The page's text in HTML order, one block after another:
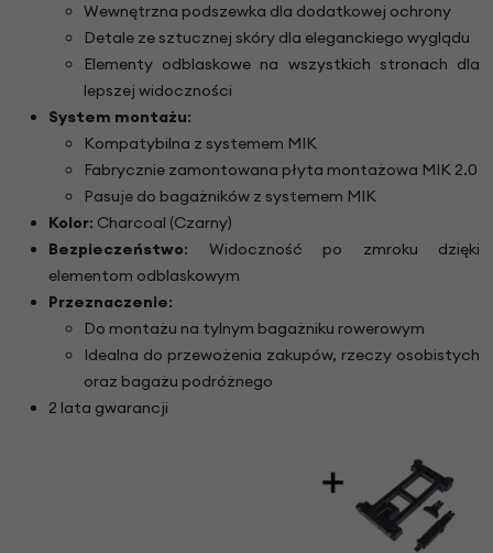
Wewnętrzna podszewka dla dodatkowej ochrony
Detale ze sztucznej skóry dla eleganckiego wyglądu
Elementy odblaskowe na wszystkich stronach dla
lepszej widoczności
System montażu:
Kompatybilna z systemem MIK
Fabrycznie zamontowana płyta montażowa MIK 2.0
Pasuje do bagażników z systemem MIK
Kolor: Charcoal (Czarny)
Bezpieczeństwo: Widoczność po zmroku dzięki
elementom odblaskowym
Przeznaczenie:
Do montażu na tylnym bagażniku rowerowym
Idealna do przewożenia zakupów, rzeczy osobistych
oraz bagażu podróżnego
2 lata gwarancji